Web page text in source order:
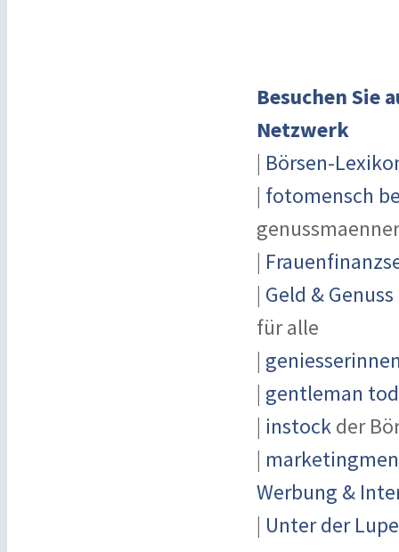
Besuchen Sie
Netzwerk
| Börsen-
| fotomensch
|
| Geld & Genuss
für alle
|
| gentleman
| instockder
|
Werbung &
| Unter der Lupe